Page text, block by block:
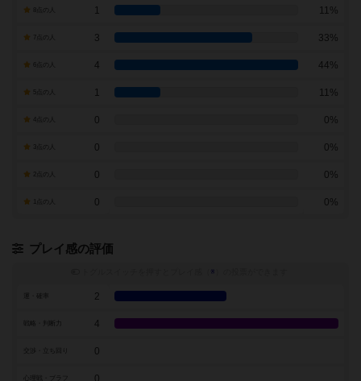
1 11%
7点の人 3 33%
4 44%
1 11%
0 0%
0 0%
0 0%
0 0%
プレイ感の評価
※
2
4
0
0